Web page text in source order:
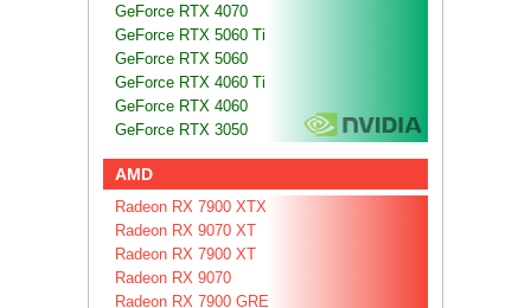
GeForce RTX 4070
GeForce RTX 5060 Ti
GeForce RTX 5060
GeForce RTX 4060 Ti
GeForce RTX 4060
GeForce RTX 3050
AMD
Radeon RX 7900 XTX
Radeon RX 9070 XT
Radeon RX 7900 XT
Radeon RX 9070
Radeon RX 7900 GRE